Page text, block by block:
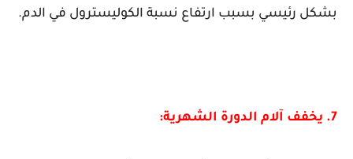
بشكل رئيسي بسبب ارتفاع نسبة الكوليسترول في الدم.
7. يخفف آلام الدورة الشهرية: